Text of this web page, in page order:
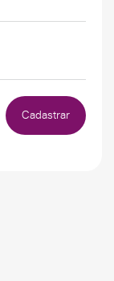
Cadastrar